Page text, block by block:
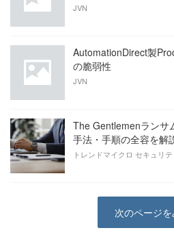
JVN
AutomationDirect製
の脆弱性
JVN
The Gentlemenランサ
手法・手順の全容を解
トレンドマイクロ セキュリ
次のページを